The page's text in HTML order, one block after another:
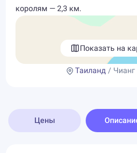
королям — 2,3 км.
Показать на
Таиланд/ Чианг
Цены